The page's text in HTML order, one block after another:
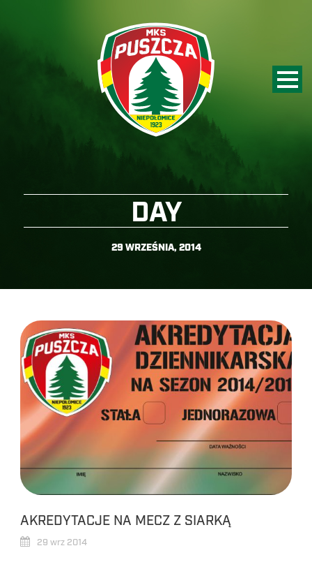
DAY
29 WRZEŚNIA, 2014
AKREDYTACJE NA MECZ Z SIARKĄ
29 wrz 2014